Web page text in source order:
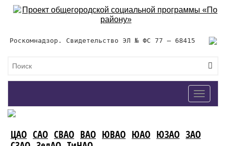
Роскомнадзор. Свидетельство ЭЛ № ФС 77 – 68415
Toggle
ЦАО САО СВАО ВАО ЮВАО ЮАО ЮЗАО ЗАО